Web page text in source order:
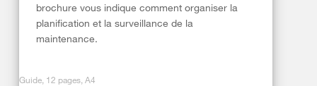
brochure vous indique comment organiser la
planification et la surveillance de la
maintenance.
Guide, 12 pages, A4